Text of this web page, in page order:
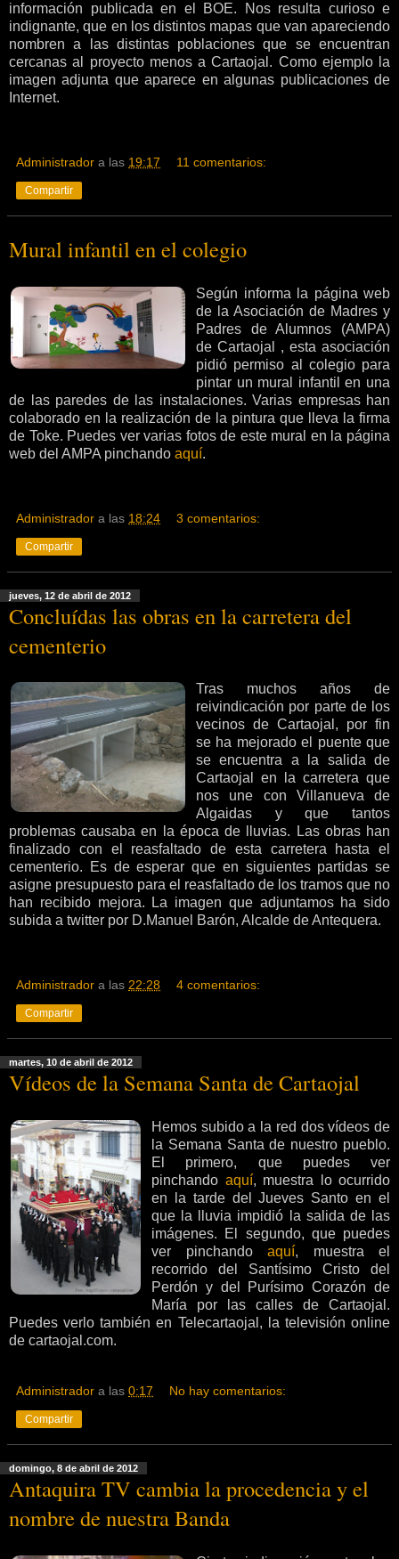
información publicada en el BOE. Nos resulta curioso e
indignante, que en los distintos mapas que van apareciendo
nombren a las distintas poblaciones que se encuentran
cercanas al proyecto menos a Cartaojal. Como ejemplo la
imagen adjunta que aparece en algunas publicaciones de
Internet.
Administrador a las 19:17 11 comentarios:
Compartir
Mural infantil en el colegio
Según informa la página web
de la Asociación de Madres y
Padres de Alumnos (AMPA)
de Cartaojal , esta asociación
pidió permiso al colegio para
pintar un mural infantil en una
de las paredes de las instalaciones. Varias empresas han
colaborado en la realización de la pintura que lleva la firma
de Toke. Puedes ver varias fotos de este mural en la página
web del AMPA pinchando aquí.
Administrador a las 18:24 3 comentarios:
Compartir
jueves, 12 de abril de 2012
Concluídas las obras en la carretera del
cementerio
Tras muchos años de
reivindicación por parte de los
vecinos de Cartaojal, por fin
se ha mejorado el puente que
se encuentra a la salida de
Cartaojal en la carretera que
nos une con Villanueva de
Algaidas y que tantos
problemas causaba en la época de lluvias. Las obras han
finalizado con el reasfaltado de esta carretera hasta el
cementerio. Es de esperar que en siguientes partidas se
asigne presupuesto para el reasfaltado de los tramos que no
han recibido mejora. La imagen que adjuntamos ha sido
subida a twitter por D.Manuel Barón, Alcalde de Antequera.
Administrador a las 22:28 4 comentarios:
Compartir
martes, 10 de abril de 2012
Vídeos de la Semana Santa de Cartaojal
Hemos subido a la red dos vídeos de
la Semana Santa de nuestro pueblo.
El primero, que puedes ver
pinchando aquí, muestra lo ocurrido
en la tarde del Jueves Santo en el
que la lluvia impidió la salida de las
imágenes. El segundo, que puedes
ver pinchando aquí, muestra el
recorrido del Santísimo Cristo del
Perdón y del Purísimo Corazón de
María por las calles de Cartaojal.
Puedes verlo también en Telecartaojal, la televisión online
de cartaojal.com.
Administrador a las 0:17 No hay comentarios:
Compartir
domingo, 8 de abril de 2012
Antaquira TV cambia la procedencia y el
nombre de nuestra Banda